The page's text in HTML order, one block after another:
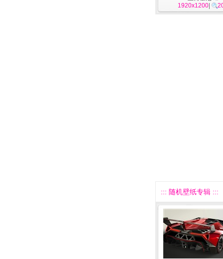
1920x1200
::: 随机壁纸专辑 :::